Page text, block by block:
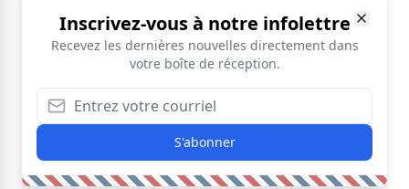
Inscrivez-vous à notre infolettre
Recevez les dernières nouvelles directement dans
votre boîte de réception.
S'abonner